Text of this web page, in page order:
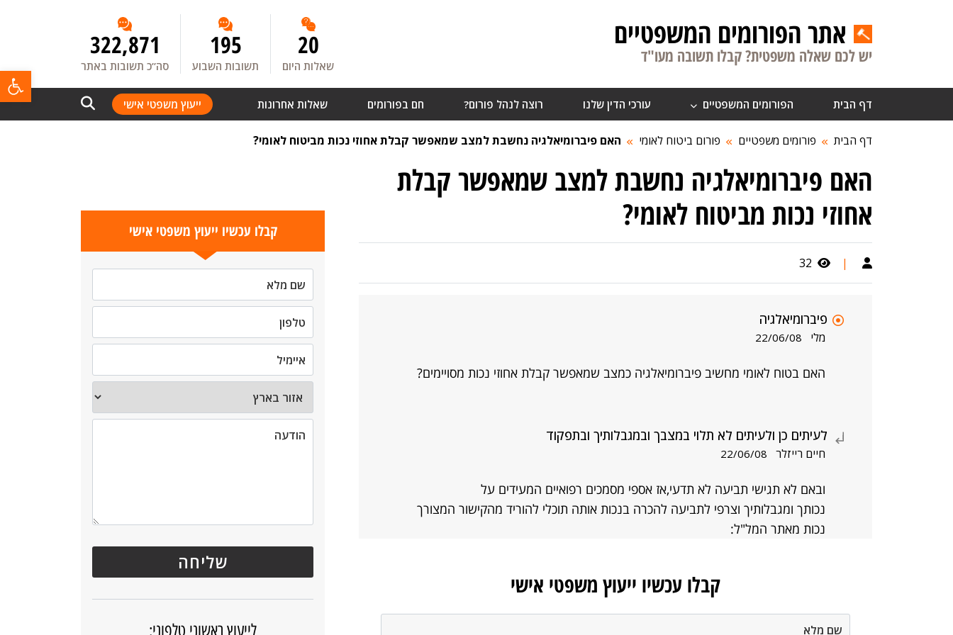
אתר הפורומים המשפטיים
יש לכם שאלה משפטית? קבלו תשובה מעו"ד 20
שאלות היום
195
תשובות השבוע
322,871
סה”כ תשובות באתר
דף הבית הפורומים המשפטיים עורכי הדין שלנו רוצה לנהל פורום? חם בפורומים שאלות אחרונות ייעוץ משפטי אישי
דף הבית פורומים משפטיים פורום ביטוח לאומי האם פיברומיאלגיה נחשבת למצב שמאפשר קבלת אחוזי נכות מביטוח לאומי?
האם פיברומיאלגיה נחשבת למצב שמאפשר קבלת
אחוזי נכות מביטוח לאומי?
|
32
פיברומיאלגיה
מלי 22/06/08
האם בטוח לאומי מחשיב פיברומיאלגיה כמצב שמאפשר קבלת אחוזי נכות מסויימים?
לעיתים כן ולעיתים לא תלוי במצבך ובמגבלותיך ובתפקוד
חיים רייזלר 22/06/08
ובאם לא תגישי תביעה לא תדעי,אז אספי מסמכים רפואיים המעידים על
נכותך ומגבלותיך וצרפי לתביעה להכרה בנכות אותה תוכלי להוריד מהקישור המצורך
נכות מאתר המל"ל:
קבלו עכשיו ייעוץ משפטי אישי
קבלו עכשיו ייעוץ משפטי אישי
לייעוץ ראשוני טלפוני: